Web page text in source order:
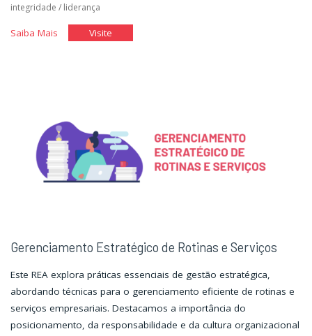
integridade / liderança
Saiba Mais"GestãoVisite"Gestão
Gerenciamento Estratégico de Rotinas e Serviços
Este REA explora práticas essenciais de gestão estratégica,
abordando técnicas para o gerenciamento eficiente de rotinas e
serviços empresariais. Destacamos a importância do
posicionamento, da responsabilidade e da cultura organizacional